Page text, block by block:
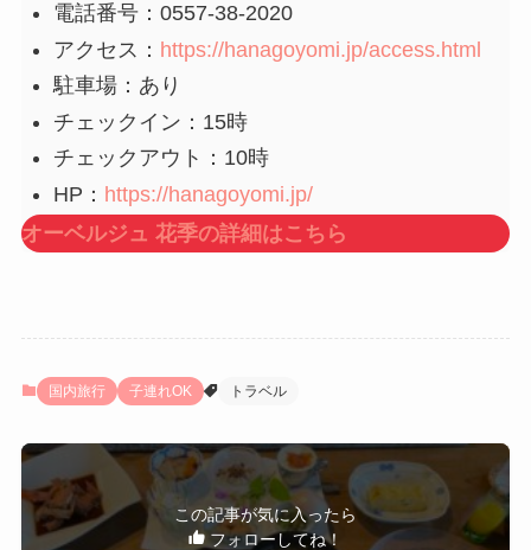
電話番号：0557-38-2020
アクセス： https://hanagoyomi.jp/access.html
駐車場：あり
チェックイン：15時
チェックアウト：10時
HP： https://hanagoyomi.jp/
オーベルジュ 花季の詳細はこちら
国内旅行 子連れOK トラベル
この記事が気に入ったら
フォローしてね！